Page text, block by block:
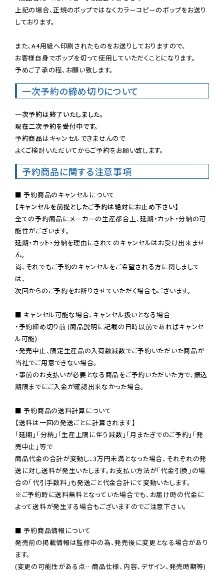
上記の場合、正規のポップではなくカラーコピーのポップをお送り
しております。
また、A4用紙へ印刷されたものをお送りしておりますので、
お客様自身でポップを切って使用していただくことになります。
予めご了承の程、お願い致します。
一次予約の締め切りについて
一次予約は終了いたしました。
現在二次予約を受付中です。
予約商品はキャンセルできませんので
よくご検討いただいてからご予約をお願い致します。
予約商品に関する注意事項
【キャンセルを前提としたご予約は絶対にお止め下さい】
全ての予約商品にメーカーの生産都合上、延期・カット・分納の可
能性がございます。
延期・カット・分納を理由にされてのキャンセルはお受け出来ませ
ん。
尚、それでもご予約のキャンセルをご希望される方に関しまして
は、
次回からのご予約をお断りさせていただく場合もございます。
■ キャンセル可能な場合、キャンセル扱いとなる場合
・予約締め切り前 (商品説明に記載の日時以前であればキャンセ
ル可能)
・発売中止、限定生産品の入荷数減数でご予約いただいた商品が
当社でご用意できない場合。
・事前のお支払いが必要となる商品をご予約いただいた方で、振込
期限までにご入金が確認出来なかった場合。
■ 予約商品の送料計算について
【送料は一回の発送ごとに計算されます】
「延期」「分納」「生産上限に伴う減数」「月またぎでのご予約」「発
売中止」等で
商品代金の合計が変動し、3万円未満となった場合、それぞれの発
送に対し送料が発生いたします。お支払い方法が「代金引換」の場
※ご予約時に送料無料となっていた場合でも、お届け時の代金に
よって送料が発生する場合もございますのでご注意下さい。
■ 予約商品情報について
発売前の掲載情報は監修中の為、発売後に変更となる場合があり
ます。
(変更の可能性がある点…商品仕様、内容、デザイン、発売時期等)